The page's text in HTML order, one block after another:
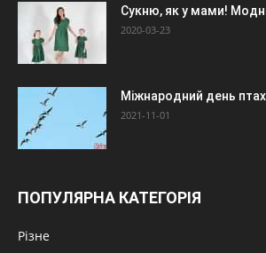
Сукню, як у мами!
2020-03-23
Міжнародний день
2021-11-01
ПОПУЛЯРНА КАТЕГОРІЯ
Різне